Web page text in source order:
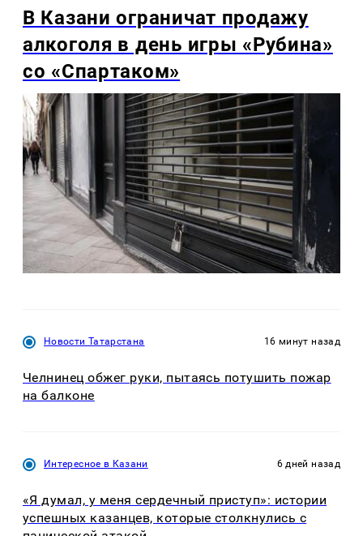
В Казани ограничат продажу
алкоголя в день игры «Рубина»
со «Спартаком»
Новости Татарстана 16 минут назад
Челнинец обжег руки, пытаясь потушить пожар
на балконе
Интересное в Казани 6 дней назад
«Я думал, у меня сердечный приступ»: истории
успешных казанцев, которые столкнулись с